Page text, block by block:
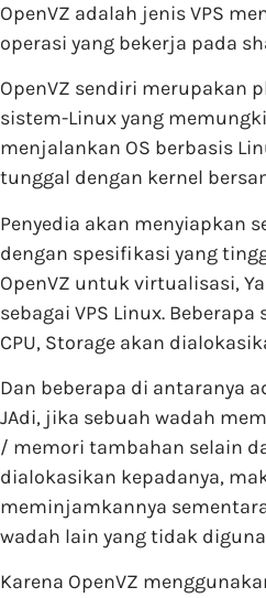
OpenVZ adalah jenis VPS
operasi yang bekerja pada
OpenVZ sendiri merupakan
sistem-Linux yang
menjalankan OS berbasis
tunggal dengan kernel
Penyedia akan menyiapkan
dengan spesifikasi yang
OpenVZ untuk virtualisasi,
sebagai VPS Linux. Beberapa
CPU, Storage akan
Dan beberapa di antaranya
JAdi, jika sebuah wadah
/ memori tambahan selain
dialokasikan kepadanya,
meminjamkannya
wadah lain yang tidak
Karena OpenVZ